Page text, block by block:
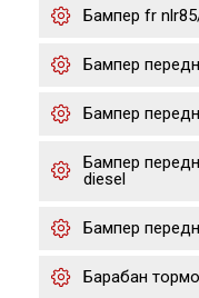
Бампер fr
Бампер
Бампер
Бампер
diesel
Бампер
Барабан